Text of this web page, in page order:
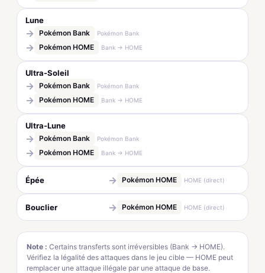
Lune
→ Pokémon Bank Pokémon Bank
→ Pokémon HOME Bank → HOME
Ultra-Soleil
→ Pokémon Bank Pokémon Bank
→ Pokémon HOME Bank → HOME
Ultra-Lune
→ Pokémon Bank Pokémon Bank
→ Pokémon HOME Bank → HOME
Épée → Pokémon HOME HOME (direct)
Bouclier → Pokémon HOME HOME (direct)
Note : Certains transferts sont irréversibles (Bank → HOME).
Vérifiez la légalité des attaques dans le jeu cible — HOME peut
remplacer une attaque illégale par une attaque de base.